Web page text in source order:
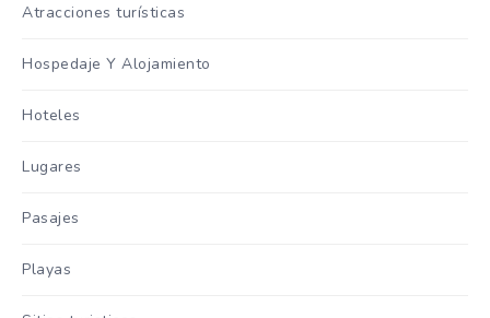
Atracciones turísticas
Hospedaje Y Alojamiento
Hoteles
Lugares
Pasajes
Playas